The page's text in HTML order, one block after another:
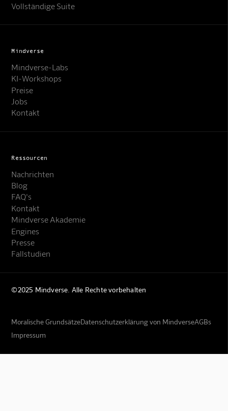
Vollständige Suite
Mindverse
Mindverse-Labs
KI-Workshops
Preise
Jobs
Kontakt
Ressourcen
Nachrichten
Blog
FAQ's
Kontakt
Mindverse Akademie
Engines
Presse
Fallstudien
©2025 Mindverse. Alle Rechte vorbehalten
Moralische GrundsätzeDatenschutzerklärung von MindverseAGBs
Impressum